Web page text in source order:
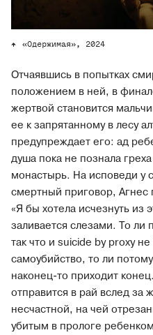
«Одержимая», 2024
Отчаявшись в попытках
положением в ней, в
жертвой становится
ее к запрятанному в лесу
предупреждает его: ад
душа пока не познала
монастырь. На исповеди
смертный приговор, Агнес
«Я бы хотела исчезнуть из
заливается слезами. То ли
так что и suicide by proxy не
самоубийство, то ли
наконец-то приходит
отправится в рай вслед за
несчастной, на чей
убитым в прологе